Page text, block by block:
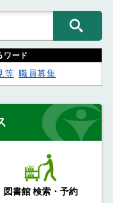
ワード
等 職員募集
図書館 検索・予約